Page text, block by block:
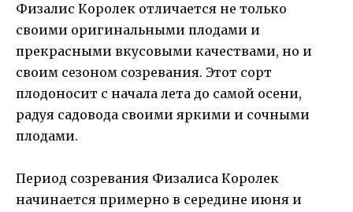
Физалис Королек отличается не только
своими оригинальными плодами и
прекрасными вкусовыми качествами, но и
своим сезоном созревания. Этот сорт
плодоносит с начала лета до самой осени,
радуя садовода своими яркими и сочными
плодами.
Период созревания Физалиса Королек
начинается примерно в середине июня и